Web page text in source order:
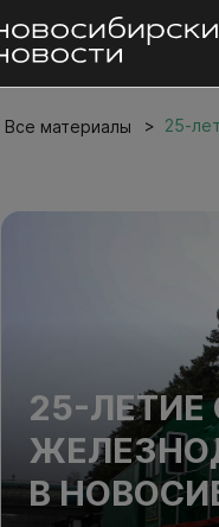
Все материалы 25-
25-
В